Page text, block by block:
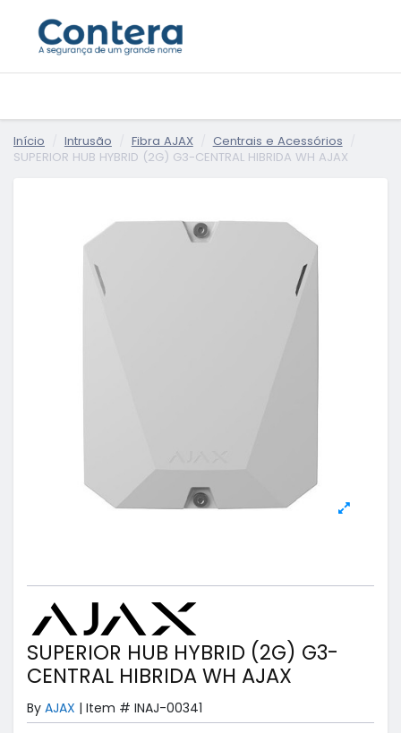
Início Intrusão Fibra AJAX
Centrais e Acessórios
SUPERIOR HUB HYBRID (2G) G3-CENTRAL HIBRIDA WH AJAX
SUPERIOR HUB HYBRID (2G) G3-
CENTRAL HIBRIDA WH AJAX
By AJAX | Item # INAJ-00341